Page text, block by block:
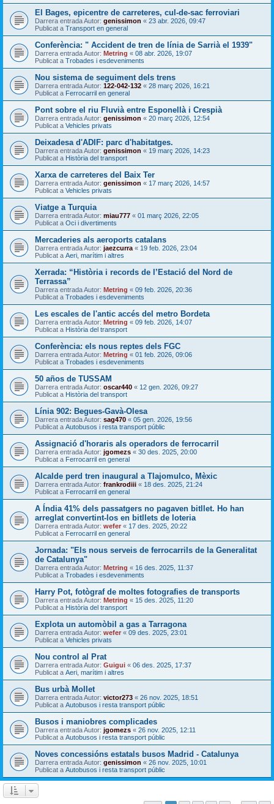
El Bages, epicentre de carreteres, cul-de-sac ferroviari
Darrera entrada Autor: genissimon « 23 abr. 2026, 09:47
Publicat a Transport en general
Conferència: " Accident de tren de línia de Sarrià el 1939"
Darrera entrada Autor: Metring « 08 abr. 2026, 19:07
Publicat a Trobades i esdeveniments
Nou sistema de seguiment dels trens
Darrera entrada Autor: 122-042-132 « 28 març 2026, 16:21
Publicat a Ferrocarril en general
Pont sobre el riu Fluvià entre Esponellà i Crespià
Darrera entrada Autor: genissimon « 20 març 2026, 12:54
Publicat a Vehicles privats
Deixadesa d'ADIF: parc d'habitatges.
Darrera entrada Autor: genissimon « 19 març 2026, 14:23
Publicat a Història del transport
Xarxa de carreteres del Baix Ter
Darrera entrada Autor: genissimon « 17 març 2026, 14:57
Publicat a Vehicles privats
Viatge a Turquia
Darrera entrada Autor: miau777 « 01 març 2026, 22:05
Publicat a Oci i divertiments
Mercaderies als aeroports catalans
Darrera entrada Autor: jaezcurra « 19 feb. 2026, 23:04
Publicat a Aeri, marítim i altres
Xerrada: “Història i records de l’Estació del Nord de
Terrassa”
Darrera entrada Autor: Metring « 09 feb. 2026, 20:36
Publicat a Trobades i esdeveniments
Les escales de l'antic accés del metro Bordeta
Darrera entrada Autor: Metring « 09 feb. 2026, 14:07
Publicat a Història del transport
Conferència: els nous reptes dels FGC
Darrera entrada Autor: Metring « 01 feb. 2026, 09:06
Publicat a Trobades i esdeveniments
50 años de TUSSAM
Darrera entrada Autor: oscar440 « 12 gen. 2026, 09:27
Publicat a Història del transport
Línia 902: Begues-Gavà-Olesa
Darrera entrada Autor: sag470 « 05 gen. 2026, 19:56
Publicat a Autobusos i resta transport públic
Assignació d'horaris als operadors de ferrocarril
Darrera entrada Autor: jgomezs « 30 des. 2025, 20:00
Publicat a Ferrocarril en general
Alcalde perd tren inaugural a Tlajomulco, Mèxic
Darrera entrada Autor: frankrodiii « 18 des. 2025, 21:24
Publicat a Ferrocarril en general
A Índia 41% dels passatgers no pagaven bitllet. Ho han
arreglat convertint-los en bitllets de loteria
Darrera entrada Autor: wefer « 17 des. 2025, 20:22
Publicat a Ferrocarril en general
Jornada: "Els nous serveis de ferrocarrils de la Generalitat
de Catalunya"
Darrera entrada Autor: Metring « 16 des. 2025, 11:37
Publicat a Trobades i esdeveniments
Harry Pot, fotògraf de moltes fotografies de transports
Darrera entrada Autor: Metring « 15 des. 2025, 11:20
Publicat a Història del transport
Explota un automòbil a gas a Tarragona
Darrera entrada Autor: wefer « 09 des. 2025, 23:01
Publicat a Vehicles privats
Nou control al Prat
Darrera entrada Autor: Guigui « 06 des. 2025, 17:37
Publicat a Aeri, marítim i altres
Bus urbà Mollet
Darrera entrada Autor: victor273 « 26 nov. 2025, 18:51
Publicat a Autobusos i resta transport públic
Busos i maniobres complicades
Darrera entrada Autor: jgomezs « 26 nov. 2025, 12:11
Publicat a Autobusos i resta transport públic
Noves concessións estatals busos Madrid - Catalunya
Darrera entrada Autor: genissimon « 26 nov. 2025, 10:01
Publicat a Autobusos i resta transport públic